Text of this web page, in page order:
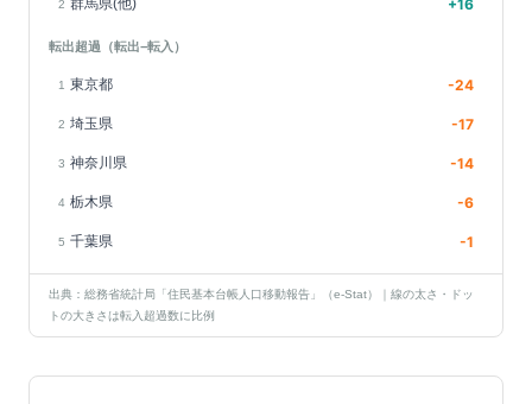
2 群馬県(他) +16
転出超過（転出−転入）
1 東京都 -24
2 埼玉県 -17
3 神奈川県 -14
4 栃木県 -6
5 千葉県 -1
出典：総務省統計局「住民基本台帳人口移動報告」（e-Stat）｜線の太さ・ドッ
トの大きさは転入超過数に比例